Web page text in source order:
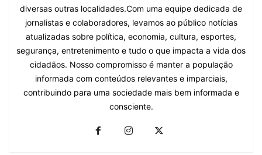
diversas outras localidades.Com uma equipe dedicada de
jornalistas e colaboradores, levamos ao público notícias
atualizadas sobre política, economia, cultura, esportes,
segurança, entretenimento e tudo o que impacta a vida dos
cidadãos. Nosso compromisso é manter a população
informada com conteúdos relevantes e imparciais,
contribuindo para uma sociedade mais bem informada e
consciente.